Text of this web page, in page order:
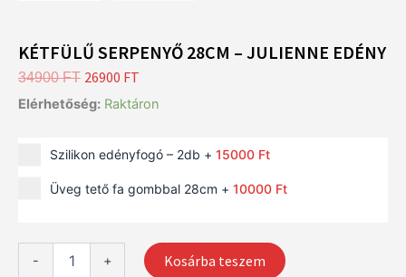
KÉTFÜLŰ SERPENYŐ 28CM – JULIENNE EDÉNY
34900FT ORIGINAL
PRICE
34900 FT.
26900 FT
PRICE
26900 FT.
Elérhetőség: Raktáron
Szilikon edényfogó – 2db + 15000 Ft
Üveg tető fa gombbal 28cm + 10000 Ft
-
KÉTFÜLŰ
EDÉNY
+ Kosárba teszem